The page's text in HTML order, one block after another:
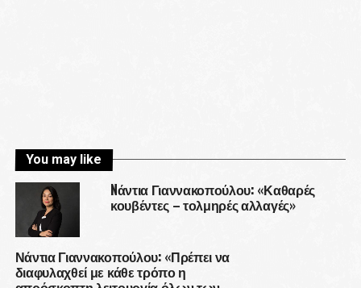
You may like
Nάντια Γιαννακοπούλου: «Καθαρές
κουβέντες – τολμηρές αλλαγές»
Νάντια Γιαννακοπούλου: «Πρέπει να
διαφυλαχθεί με κάθε τρόπο η